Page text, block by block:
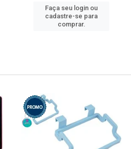
Faça seu login ou
cadastre-se para
comprar.